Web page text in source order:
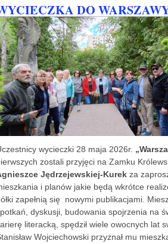
DO
wycieczki 28 maja 2026r.
zostali przyjęci na Zamku
Jędrzejewskiej-Kurek za
i planów jakie będą wkrótce
zapełnią się nowymi publikacjami.
dyskusji, budowania spojrzenia na
literacką, spędził wiele owocnych lat
Wojciechowski przyznał mu